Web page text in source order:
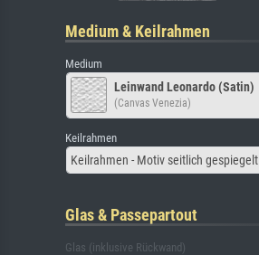
Medium & Keilrahmen
Medium
Leinwand Leonardo (Satin)
(Canvas Venezia)
Keilrahmen
Keilrahmen - Motiv seitlich gespiegelt
Glas & Passepartout
Glas (inklusive Rückwand)